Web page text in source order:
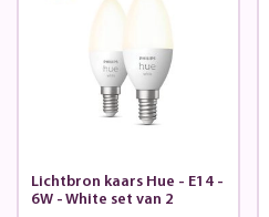
Lichtbron kaars Hue - E14 -
6W - White set van 2